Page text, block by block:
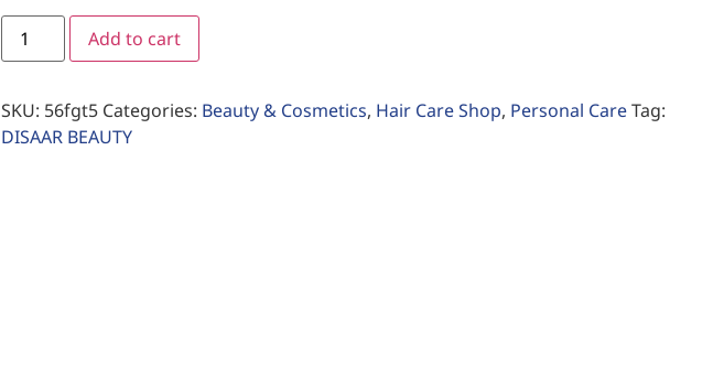
Add to cart
SKU: 56fgt5 Categories: Beauty & Cosmetics, Hair Care Shop, Personal CareTag:
DISAAR BEAUTY